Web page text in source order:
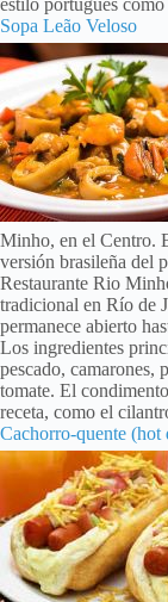
estilo portugués
Sopa Leão Veloso
Minho, en el Centro.
versión brasileña del
Restaurante Rio
tradicional en Río de
permanece abierto
Los ingredientes
pescado, camarones,
tomate. El
receta, como el
Cachorro-quente (hot